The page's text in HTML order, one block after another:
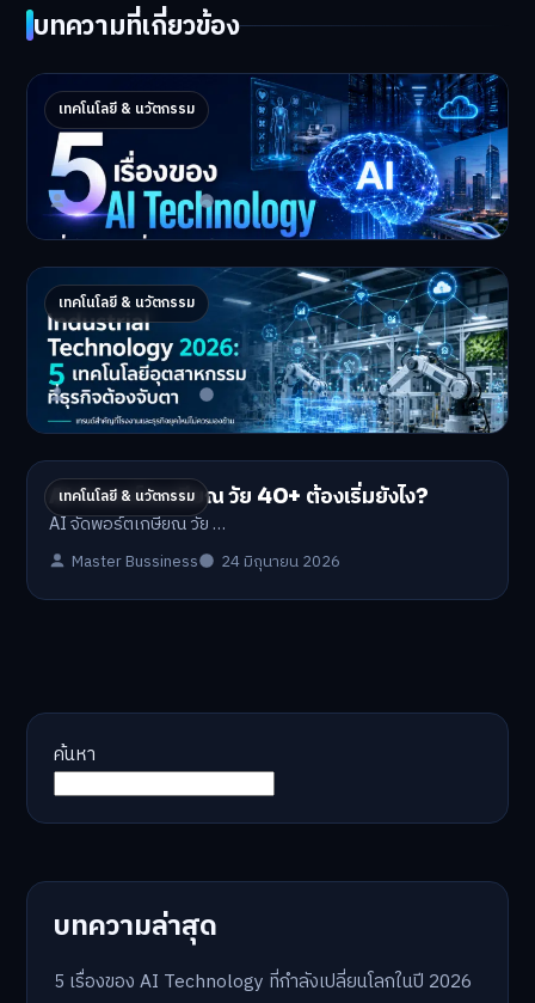
บทความที่เกี่ยวข้อง
เทคโนโลยี & นวัตกรรม
5 เรื่องของ AI Technology ที่กำลังเปลี่ยนโลก
ในปี 2026
5 AI Technology ที่กำล…
Master Bussiness 2 กรกฎาคม 2026
เทคโนโลยี & นวัตกรรม
Industrial 2026 : 5 เทคโนโลยีอุตสาหกรรมที่
ธุรกิจต้องจับตา
Industrial Technology …
Master Bussiness 1 กรกฎาคม 2026
เทคโนโลยี & นวัตกรรม
AI จัดพอร์ตเกษียณ วัย 40+ ต้องเริ่มยังไง?
AI จัดพอร์ตเกษียณ วัย …
Master Bussiness 24 มิถุนายน 2026
ค้นหา
บทความล่าสุด
5 เรื่องของ AI Technology ที่กำลังเปลี่ยนโลกในปี 2026